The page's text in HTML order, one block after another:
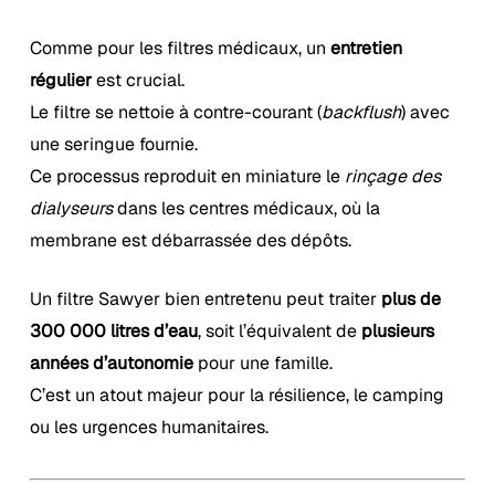
Comme pour les filtres médicaux, un entretien
régulierest crucial.
Le filtre se nettoie à contre-courant (backflush) avec
une seringue fournie.
Ce processus reproduit en miniature le rinçage des
dialyseursdans les centres médicaux, où la
membrane est débarrassée des dépôts.
Un filtre Sawyer bien entretenu peut traiter plus de
300 000 litres d’eau, soit l’équivalent de plusieurs
années d’autonomiepour une famille.
C’est un atout majeur pour la résilience, le camping
ou les urgences humanitaires.